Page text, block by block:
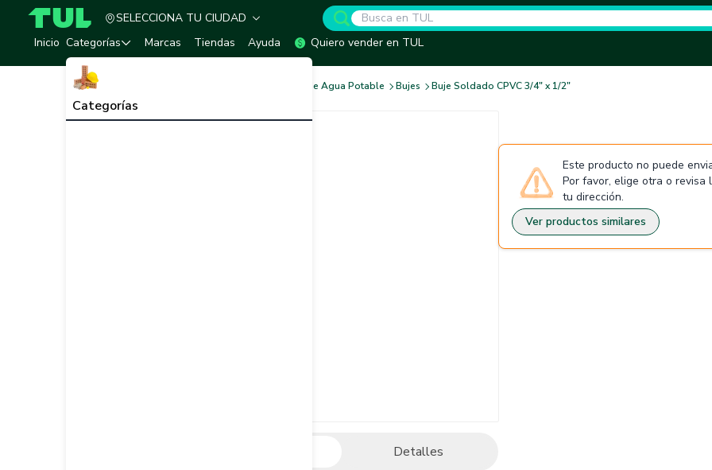
TUL - Tu Marketplace de Construcción
SELECCIONA TU CIUDAD
Inicio Categorías
Categorías
Marcas Tiendas Ayuda Quiero vender en TUL
Redes de Agua Potable Bujes Buje Soldado CPVC 3/4" x 1/2"
Detalles
Este producto no puede
Por favor, elige otra o revisa
tu dirección.
Ver productos similares